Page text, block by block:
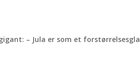
– Jula er som et